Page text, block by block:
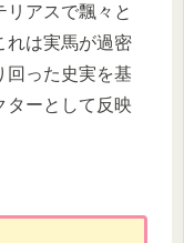
リアスで飄々と
れは実馬が過密
回った史実を基
ターとして反映